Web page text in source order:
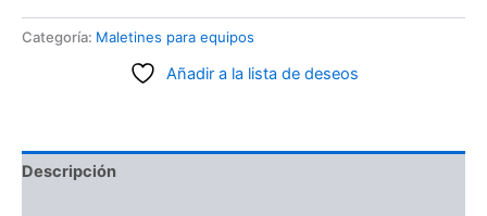
Categoría: Maletines para equipos
Añadir a la lista de deseos
Descripción